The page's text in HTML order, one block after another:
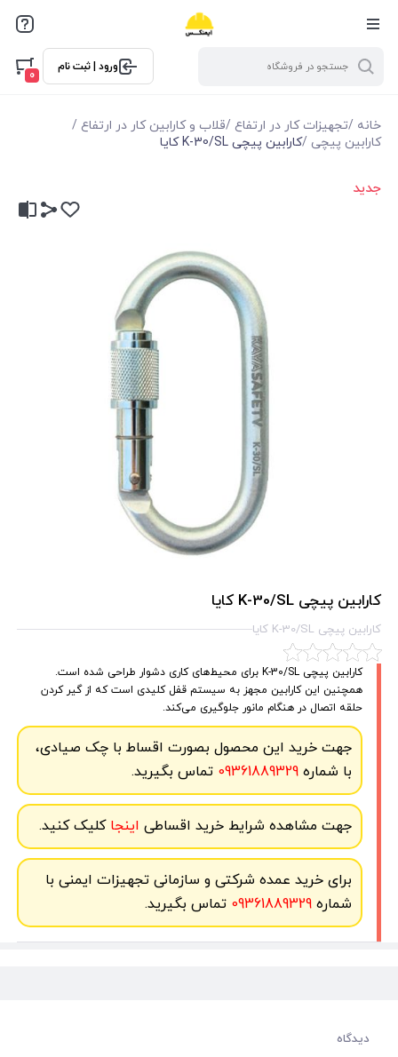
ورود | ثبت نام
0
خانه /تجهیزات کار در ارتفاع /قلاب و کارابین کار در ارتفاع /
کارابین پیچی /کارابین پیچی K-30/SL کایا
جدید
کارابین پیچی K-30/SL کایا
کارابین پیچی K-30/SL کایا
کارابین پیچی K-30/SL برای محیط‌های کاری دشوار طراحی شده است.
همچنین این کارابین مجهز به سیستم قفل کلیدی است که از گیر کردن
حلقه اتصال در هنگام مانور جلوگیری می‌کند.
جهت خرید این محصول بصورت اقساط با چک صیادی،
با شماره09361889329 تماس بگیرید.
جهت مشاهده شرایط خرید اقساطی اینجاکلیک کنید.
برای خرید عمده شرکتی و سازمانی تجهیزات ایمنی با
شماره09361889329 تماس بگیرید.
دیدگاه